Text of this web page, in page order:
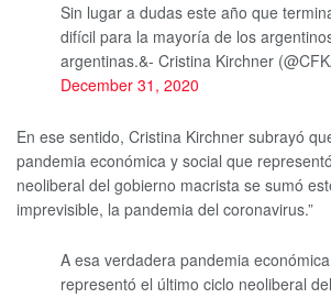
Sin lugar a dudas este año que
difícil para la mayoría de los
argentinas.&- Cristina Kirchner
December 31, 2020
En ese sentido, Cristina Kirchner subrayó
pandemia económica y social que
neoliberal del gobierno macrista se sumó
imprevisible, la pandemia del coronavirus.”
A esa verdadera pandemia
representó el último ciclo neoliberal